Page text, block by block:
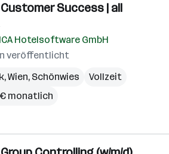
Success | all
Hotelsoftware GmbH
veröffentlicht
,Wien, Schönwies
Vollzeit
monatlich